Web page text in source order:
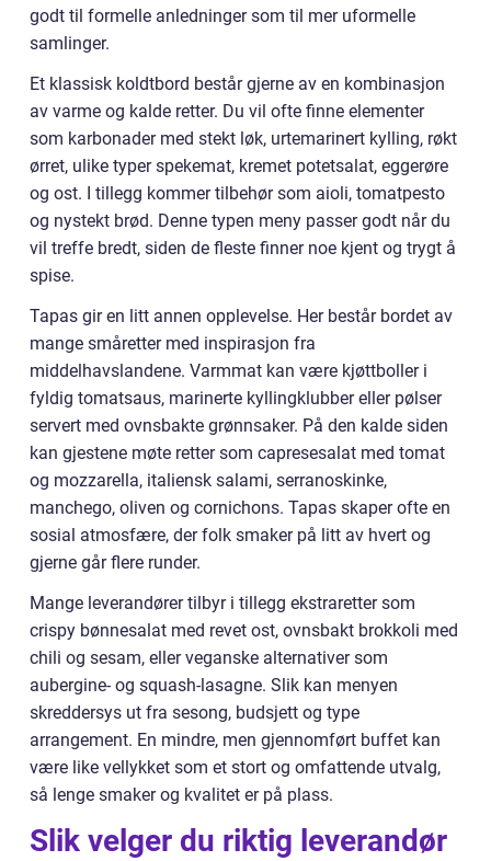
godt til formelle anledninger som til mer uformelle
samlinger.
Et klassisk koldtbord består gjerne av en kombinasjon
av varme og kalde retter. Du vil ofte finne elementer
som karbonader med stekt løk, urtemarinert kylling, røkt
ørret, ulike typer spekemat, kremet potetsalat, eggerøre
og ost. I tillegg kommer tilbehør som aioli, tomatpesto
og nystekt brød. Denne typen meny passer godt når du
vil treffe bredt, siden de fleste finner noe kjent og trygt å
spise.
Tapas gir en litt annen opplevelse. Her består bordet av
mange småretter med inspirasjon fra
middelhavslandene. Varmmat kan være kjøttboller i
fyldig tomatsaus, marinerte kyllingklubber eller pølser
servert med ovnsbakte grønnsaker. På den kalde siden
kan gjestene møte retter som capresesalat med tomat
og mozzarella, italiensk salami, serranoskinke,
manchego, oliven og cornichons. Tapas skaper ofte en
sosial atmosfære, der folk smaker på litt av hvert og
gjerne går flere runder.
Mange leverandører tilbyr i tillegg ekstraretter som
crispy bønnesalat med revet ost, ovnsbakt brokkoli med
chili og sesam, eller veganske alternativer som
aubergine- og squash-lasagne. Slik kan menyen
skreddersys ut fra sesong, budsjett og type
arrangement. En mindre, men gjennomført buffet kan
være like vellykket som et stort og omfattende utvalg,
så lenge smaker og kvalitet er på plass.
Slik velger du riktig leverandør